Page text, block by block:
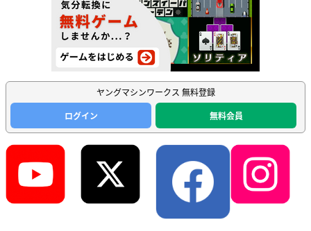
ヤングマシンワークス 無料登録
ログイン
無料会員